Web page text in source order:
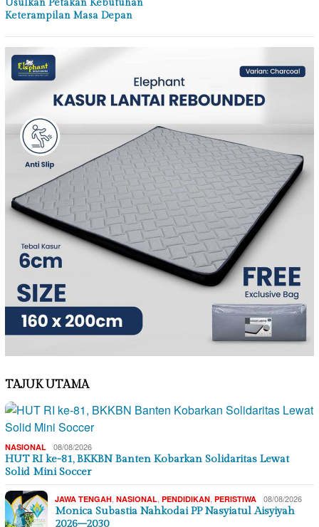
Usulkan Petakan Kebutuhan
Keterampilan Masa Depan
TAJUK UTAMA
NASIONAL 08/08/2026
HUT RI ke-81, BKKBN Banten Kobarkan Solidaritas Lewat
Solid Mini Soccer
JAWA TENGAH NASIONAL PENDIDIKAN PERISTIWA 08/08/2026
Monica Subastia Nahkodai PP Nasyiatul Aisyiyah
2026–2030